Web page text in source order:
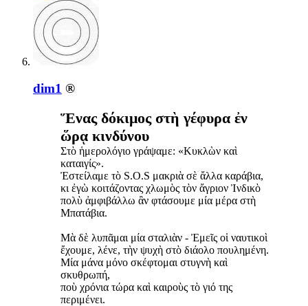
dim1 ®
Ἕνας δόκιμος στὴ γέφυρα ἐν
ὥρᾳ κινδύνου
Στὸ ἡμερολόγιο γράψαμε: «Κυκλὼν καὶ
καταιγίς».
Ἐστείλαμε τὸ S.O.S μακριὰ σὲ ἄλλα καράβια,
κι ἐγὼ κοιτάζοντας χλωμὸς τὸν ἄγριον Ἰνδικὸ
πολὺ ἀμφιβάλλω ἂν φτάσουμε μία μέρα στὴ
Μπατάβια.
Μὰ δὲ λυπᾶμαι μία σταλιὰν - Ἐμεῖς οἱ ναυτικοὶ
ἔχουμε, λένε, τὴν ψυχὴ στὸ διάολο πουλημένη.
Μία μάνα μόνο σκέφτομαι στυγνὴ καὶ
σκυθρωπή,
ποὺ χρόνια τώρα καὶ καιροὺς τὸ γιό της
περιμένει.